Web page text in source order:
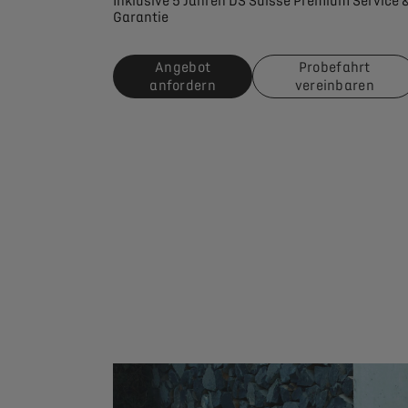
Garantie
Angebot
anfordern
Probefahrt
vereinbaren